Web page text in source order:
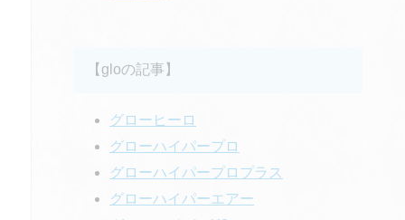
【gloの記事】
グローヒーロ
グローハイパープロ
グローハイパープロプラス
グローハイパーエアー